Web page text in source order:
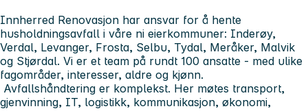
Innherred Renovasjon har ansvar for å hente
husholdningsavfall i våre ni eierkommuner: Inderøy,
Verdal, Levanger, Frosta, Selbu, Tydal, Meråker, Malvik
og Stjørdal. Vi er et team på rundt 100 ansatte - med ulike
fagområder, interesser, aldre og kjønn.
Avfallshåndtering er komplekst. Her møtes transport,
gjenvinning, IT, logistikk, kommunikasjon, økonomi,